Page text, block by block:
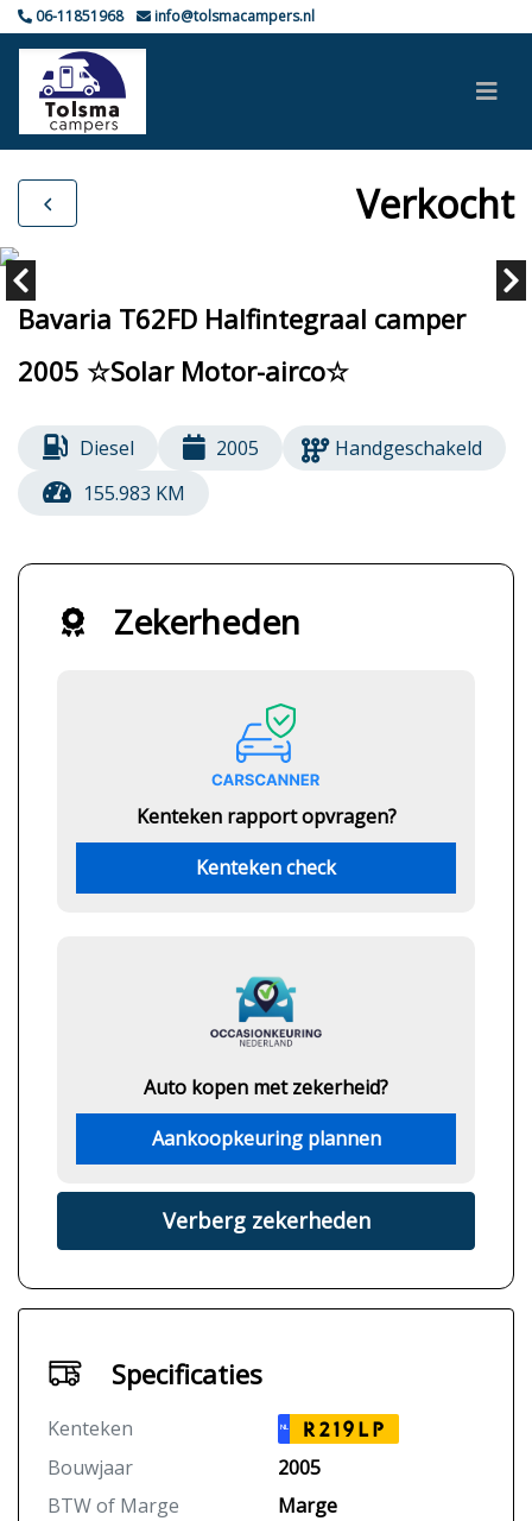
06-11851968 info@tolsmacampers.nl
Verkocht
Bavaria T62FD Halfintegraal camper
2005 ☆Solar Motor-airco☆
Diesel 2005
Handgeschakeld
155.983 KM
Zekerheden
Kenteken rapport opvragen?
Kenteken check
Auto kopen met zekerheid?
Aankoopkeuring plannen
Verberg zekerheden
Specificaties
Kenteken NL R219LP
Bouwjaar
2005
BTW of Marge
Marge